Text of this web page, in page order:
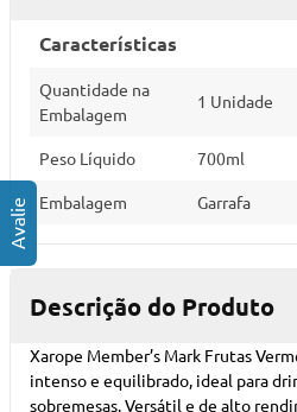
Características
Quantidade na
Embalagem
1 Unidade
Peso Líquido 700ml
Embalagem Garrafa
Descrição do Produto
Xarope Member’s Mark Frutas
intenso e equilibrado, ideal para
sobremesas. Versátil e de alto